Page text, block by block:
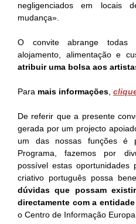
negligenciados em locais
mudança».
O convite abrange todas
alojamento, alimentação e
atribuir uma bolsa aos
Para mais informações
De referir que a presente
gerada por um projecto
um das nossas funções é
Programa, fazemos por
possível estas
criativo português possa
dúvidas que possam
directamente com a
o Centro de Informação Europa